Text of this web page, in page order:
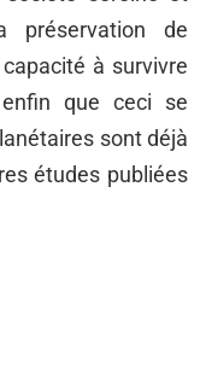
de
à survivre
que ceci se
sont déjà
études publiées